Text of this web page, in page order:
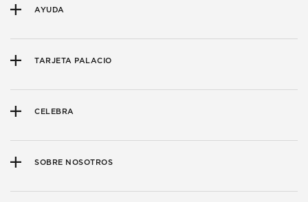
AYUDA
TARJETA PALACIO
CELEBRA
SOBRE NOSOTROS